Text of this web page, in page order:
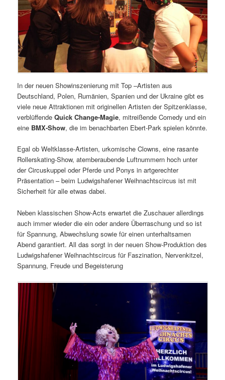
In der neuen Showinszenierung mit Top –Artisten aus
Deutschland, Polen, Rumänien, Spanien und der Ukraine gibt es
viele neue Attraktionen mit originellen Artisten der Spitzenklasse,
verblüffendeQuick Change-Magie, mitreißende Comedy und ein
eine BMX-Show, die im benachbarten Ebert-Park spielen könnte.
Egal ob Weltklasse-Artisten, urkomische Clowns, eine rasante
Rollerskating-Show, atemberaubende Luftnummern hoch unter
der Circuskuppel oder Pferde und Ponys in artgerechter
Präsentation – beim Ludwigshafener Weihnachtscircus ist mit
Sicherheit für alle etwas dabei.
Neben klassischen Show-Acts erwartet die Zuschauer allerdings
auch immer wieder die ein oder andere Überraschung und so ist
für Spannung, Abwechslung sowie für einen unterhaltsamen
Abend garantiert. All das sorgt in der neuen Show-Produktion des
Ludwigshafener Weihnachtscircus für Faszination, Nervenkitzel,
Spannung, Freude und Begeisterung